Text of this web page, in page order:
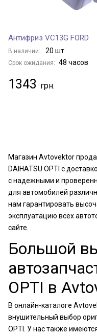
Антифриз VC13G FORD
В наличии: 20 шт.
Срок ожидания: 48 часов
1343
Магазин Avtovektor
DAIHATSU OPTI с
с надежными и
для автомобилей
нам гарантировать
эксплуатацию всех
сайте.
Большой
OPTI в
В онлайн-каталоге
внушительный выбор
OPTI. У нас также